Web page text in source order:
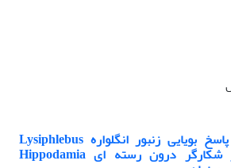
فعالیت تولیدمثلی و پاسخ بویایی زنبور انگلواره Lysiphlebus
fabarum، به حضور شکارگر درون رسته ای Hippodamia